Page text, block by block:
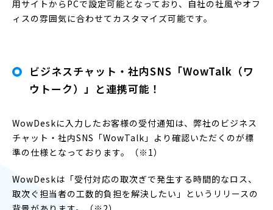
用サイトからPCで設定可能となっており、自社の社風やオフ
ィスの雰囲気に合わせてカスタマイズ可能です。
ビジネスチャット・社内SNS「WowTalk（ワ
ウトーク）」と連携可能！
WowDeskに入力したお客様の受付通知は、弊社のビジネス
チャット・社内SNS「WowTalk」より確認いただくのが標
準の仕様となっております。（※1）
WowDeskは「受付対応の取次ぎで発生する時間的なロス、
取次ぐ担当者の工数的負担を解決したい」というリリースの